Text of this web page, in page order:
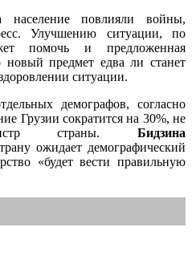
население повлияли войны,
Улучшению ситуации, по
помочь и предложенная
предмет едва ли станет
ситуации.
демографов, согласно
Грузии сократится на 30%, не
страны. Бидзина
ожидает демографический
«будет вести правильную